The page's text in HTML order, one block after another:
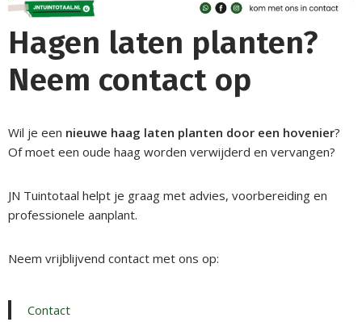
Hagen laten planten?
Neem contact op
Wil je een nieuwe haag laten planten door een hovenier?
Of moet een oude haag worden verwijderd en vervangen?
JN Tuintotaal helpt je graag met advies, voorbereiding en
professionele aanplant.
Neem vrijblijvend contact met ons op:
Contact